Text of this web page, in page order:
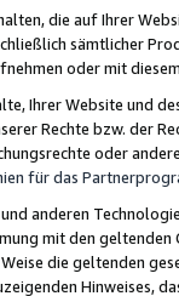
die auf Ihrer
sämtlicher
oder mit
Ihrer Website und
Rechte bzw. der
oder
für das
anderen
mit den
die geltenden
Hinweises,